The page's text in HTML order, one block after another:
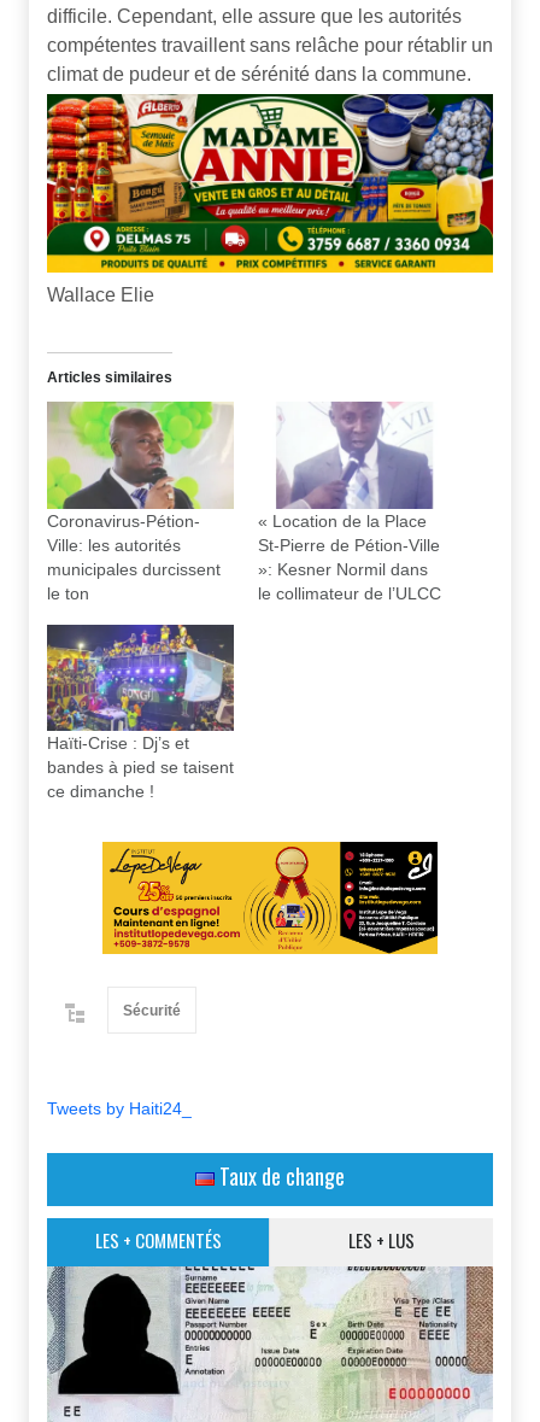
difficile. Cependant, elle assure que les autorités
compétentes travaillent sans relâche pour rétablir un
climat de pudeur et de sérénité dans la commune.
Wallace Elie
Articles similaires
Coronavirus-Pétion-
Ville: les autorités
municipales durcissent
le ton
« Location de la Place
St-Pierre de Pétion-Ville
»: Kesner Normil dans
le collimateur de l’ULCC
Haïti-Crise : Dj’s et
bandes à pied se taisent
ce dimanche !
Sécurité
Tweets by Haiti24_
Taux de change
LES + COMMENTÉS LES + LUS